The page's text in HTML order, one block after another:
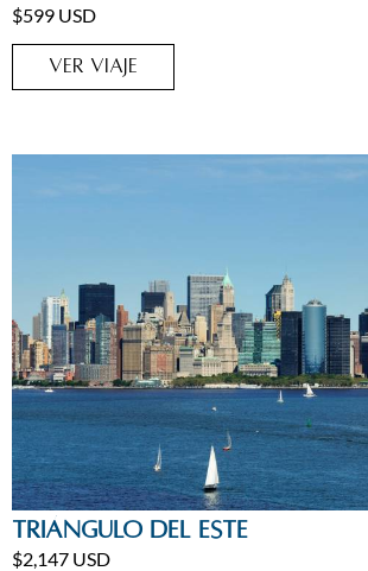
$599 USD
VER VIAJE
Triángulo del Este
$2,147 USD
Circuitos,Estados Unidos,